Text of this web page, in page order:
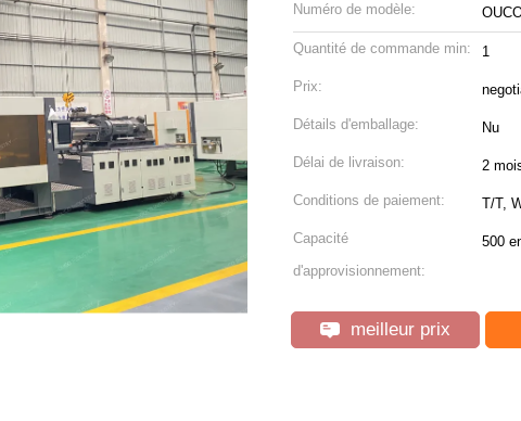
Numéro de modèle:
Quantité de commande min: 1
Prix:
Détails d'emballage: Nu
Délai de livraison: 2
Conditions de paiement: T/T,
Capacité
d'approvisionnement:
500
meilleur prix